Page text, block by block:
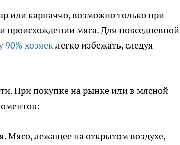
или карпаччо, возможно только при
происхождении мяса. Для повседневной
хозяеклегко избежать, следуя
При покупке на рынке или в мясной
Мясо, лежащее на открытом воздухе,